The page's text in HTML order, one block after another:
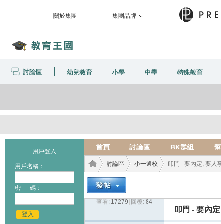
關於集團 集團品牌
討論區 幼兒教育 小學 中學 特殊教育
用戶登入
用戶名稱：
密 碼：
登入
首頁 討論區 BK群組
教育›
討論區
›
小一選校 叩門 - 要內定, 要人
查看: 17279 回覆: 84
叩門 - 要內